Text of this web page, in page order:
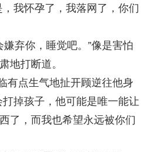
我怀孕了，我落网了，你们
弃你，睡觉吧。”像是害怕
地打断道。
有点生气地扯开顾逆往他身
打掉孩子，他可能是唯一能让
了，而我也希望永远被你们